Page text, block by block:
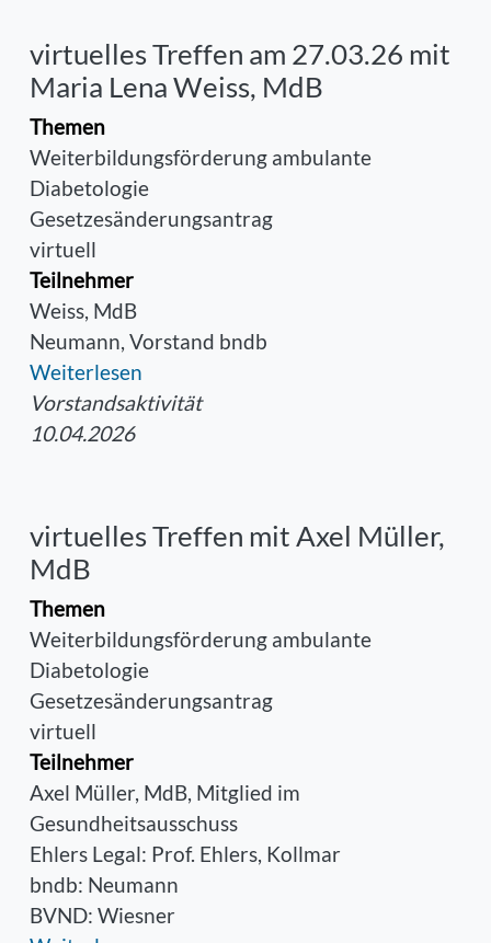
virtuelles Treffen am 27.03.26 mit
Maria Lena Weiss, MdB
Themen
Weiterbildungsförderung ambulante
Diabetologie
Gesetzesänderungsantrag
virtuell
Teilnehmer
Weiss, MdB
Neumann, Vorstand bndb
Weiterlesen
Vorstandsaktivität
10.04.2026
virtuelles Treffen mit Axel Müller,
MdB
Themen
Weiterbildungsförderung ambulante
Diabetologie
Gesetzesänderungsantrag
virtuell
Teilnehmer
Axel Müller, MdB, Mitglied im
Gesundheitsausschuss
Ehlers Legal: Prof. Ehlers, Kollmar
bndb: Neumann
BVND: Wiesner